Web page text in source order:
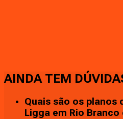
AINDA TEM
Quais são os planos
Ligga em Rio Branco